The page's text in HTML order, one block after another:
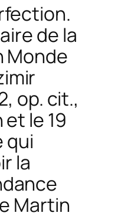
de la
Monde
op. cit.,
le 19
qui
la
Martin